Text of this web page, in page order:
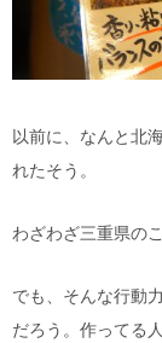
以前に、なんと北
れたそう。
わざわざ三重県の
でも、そんな行動
だろう。作ってる